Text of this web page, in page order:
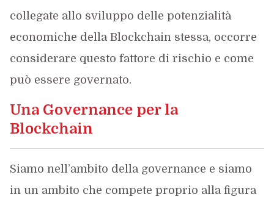
collegate allo sviluppo delle potenzialità
economiche della Blockchain stessa, occorre
considerare questo fattore di rischio e come
può essere governato.
Una Governance per la
Blockchain
Siamo nell’ambito della governance e siamo
in un ambito che compete proprio alla figura